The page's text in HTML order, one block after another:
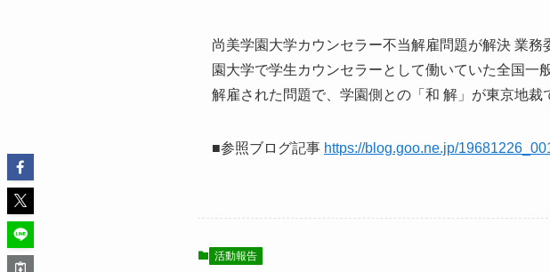
尚美学園大学カウンセラー不当解雇問題が解決 業
園大学で学生カウンセラーとして働いていた全国
解雇された問題で、学園側との「和 解」が東京地裁
■参照ブログ記事 https://blog.goo.ne.jp/
活動報告